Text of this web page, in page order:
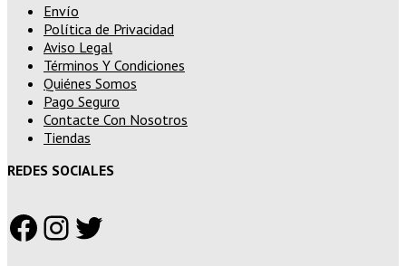
Envío
Política de Privacidad
Aviso Legal
Términos Y Condiciones
Quiénes Somos
Pago Seguro
Contacte Con Nosotros
Tiendas
REDES SOCIALES
Facebook
Instagram
Twitter